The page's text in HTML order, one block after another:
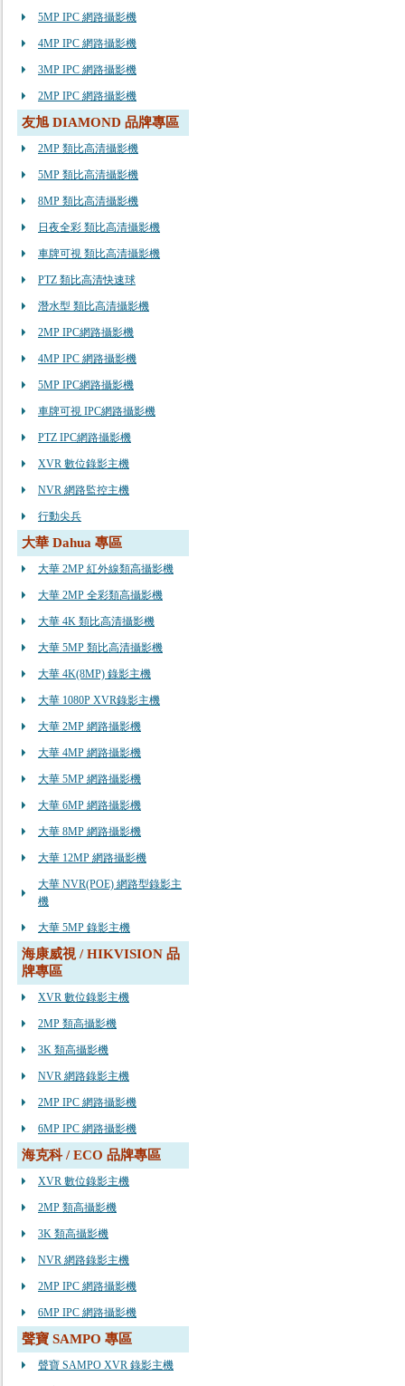
5MP IPC 網路攝影機
4MP IPC 網路攝影機
3MP IPC 網路攝影機
2MP IPC 網路攝影機
友旭 DIAMOND 品牌專區
2MP 類比高清攝影機
5MP 類比高清攝影機
8MP 類比高清攝影機
日夜全彩 類比高清攝影機
車牌可視 類比高清攝影機
PTZ 類比高清快速球
潛水型 類比高清攝影機
2MP IPC網路攝影機
4MP IPC 網路攝影機
5MP IPC網路攝影機
車牌可視 IPC網路攝影機
PTZ IPC網路攝影機
XVR 數位錄影主機
NVR 網路監控主機
行動尖兵
大華 Dahua 專區
大華 2MP 紅外線類高攝影機
大華 2MP 全彩類高攝影機
大華 4K 類比高清攝影機
大華 5MP 類比高清攝影機
大華 4K(8MP) 錄影主機
大華 1080P XVR錄影主機
大華 2MP 網路攝影機
大華 4MP 網路攝影機
大華 5MP 網路攝影機
大華 6MP 網路攝影機
大華 8MP 網路攝影機
大華 12MP 網路攝影機
大華 NVR(POE) 網路型錄影主
機
大華 5MP 錄影主機
海康威視 / HIKVISION 品
牌專區
XVR 數位錄影主機
2MP 類高攝影機
3K 類高攝影機
NVR 網路錄影主機
2MP IPC 網路攝影機
6MP IPC 網路攝影機
海克科 / ECO 品牌專區
XVR 數位錄影主機
2MP 類高攝影機
3K 類高攝影機
NVR 網路錄影主機
2MP IPC 網路攝影機
6MP IPC 網路攝影機
聲寶 SAMPO 專區
聲寶 SAMPO XVR 錄影主機